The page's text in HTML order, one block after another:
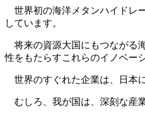
世界初の海洋メタンハイドレ
しています。
将来の資源大国にもつながる
性をもたらすこれらのイノベー
世界のすぐれた企業は、日本
むしろ、我が国は、深刻な産